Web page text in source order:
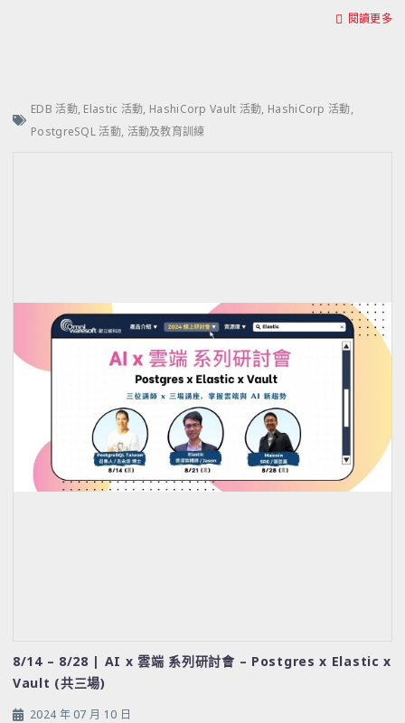
閱讀更多
EDB 活動, Elastic 活動, HashiCorp Vault 活動, HashiCorp 活動,
PostgreSQL 活動, 活動及教育訓練
8/14 – 8/28 | AI x 雲端 系列研討會 – Postgres x Elastic x
Vault (共三場)
2024 年 07 月 10 日